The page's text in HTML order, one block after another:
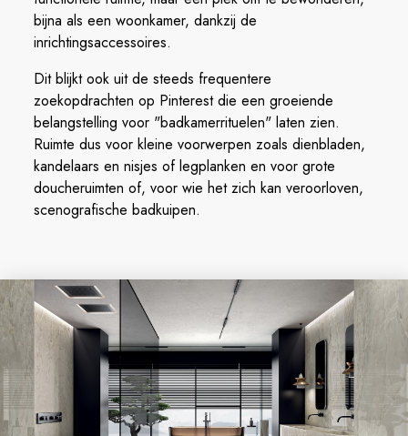
bijna als een woonkamer, dankzij de
inrichtingsaccessoires.
Dit blijkt ook uit de steeds frequentere
zoekopdrachten op Pinterest die een groeiende
belangstelling voor "badkamerrituelen" laten zien.
Ruimte dus voor kleine voorwerpen zoals dienbladen,
kandelaars en nisjes of legplanken en voor grote
doucheruimten of, voor wie het zich kan veroorloven,
scenografische badkuipen.